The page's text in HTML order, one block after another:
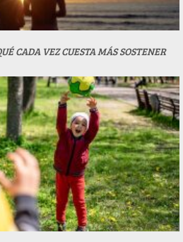
CADA VEZ CUESTA MÁS SOSTENER